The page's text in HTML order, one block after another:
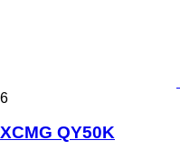
6
XCMG QY50K